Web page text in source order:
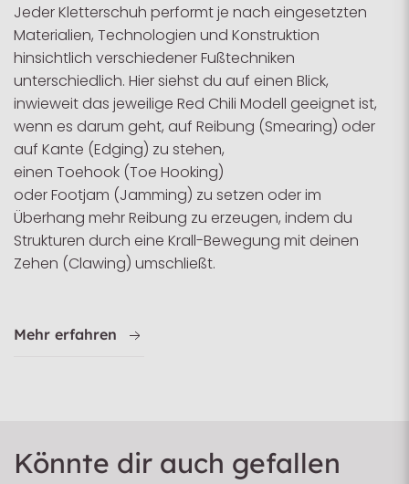
Jeder Kletterschuh performt je nach eingesetzten
Materialien, Technologien und Konstruktion
hinsichtlich verschiedener Fußtechniken
unterschiedlich. Hier siehst du auf einen Blick,
inwieweit das jeweilige Red Chili Modell geeignet ist,
wenn es darum geht, auf Reibung (Smearing) oder
auf Kante (Edging) zu stehen,
einen Toehook (Toe Hooking)
oder Footjam (Jamming) zu setzen oder im
Überhang mehr Reibung zu erzeugen, indem du
Strukturen durch eine Krall-Bewegung mit deinen
Zehen (Clawing) umschließt.
Mehr erfahren
Könnte dir auch gefallen